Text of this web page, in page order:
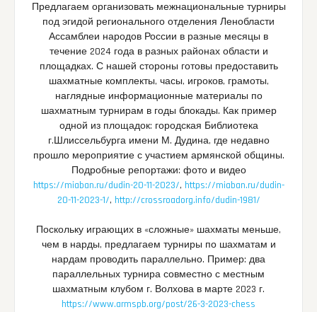
Предлагаем организовать межнациональные турниры
под эгидой регионального отделения Ленобласти
Ассамблеи народов России в разные месяцы в
течение 2024 года в разных районах области и
площадках. С нашей стороны готовы предоставить
шахматные комплекты, часы, игроков, грамоты,
наглядные информационные материалы по
шахматным турнирам в годы блокады. Как пример
одной из площадок: городская Библиотека
г.Шлиссельбурга имени М. Дудина, где недавно
прошло мероприятие с участием армянской общины.
Подробные репортажи: фото и видео
https://miaban.ru/dudin-20-11-2023/, https://miaban.ru/dudin-
20-11-2023-1/, http://crossroadorg.info/dudin-1981/
Поскольку играющих в «сложные» шахматы меньше,
чем в нарды, предлагаем турниры по шахматам и
нардам проводить параллельно. Пример: два
параллельных турнира совместно с местным
шахматным клубом г. Волхова в марте 2023 г.
https://www.armspb.org/post/26-3-2023-chess